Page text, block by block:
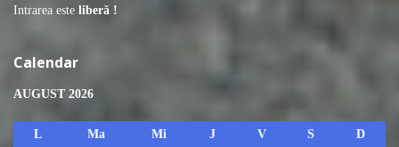
Intrarea este liberă !
Calendar
AUGUST 2026
L Ma Mi J V S
D